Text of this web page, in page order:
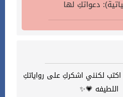
اكتب لكنني اشكركِ على رواياتكِ
اللطيفه 💗✨